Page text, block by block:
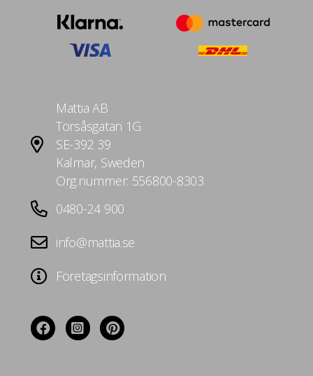
Mattia AB
Torsåsgatan 1G
SE-392 39
Kalmar, Sweden
Org.nummer: 556800-8303
0480-24 900
info@mattia.se
Företagsinformation